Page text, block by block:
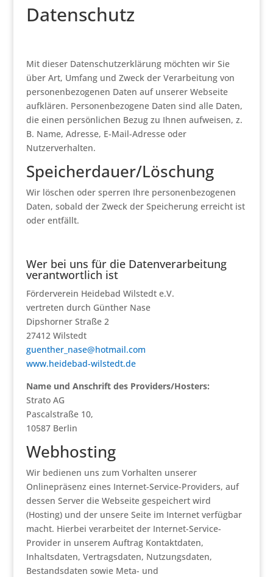
Datenschutz
Mit dieser Datenschutzerklärung möchten wir Sie
über Art, Umfang und Zweck der Verarbeitung von
personenbezogenen Daten auf unserer Webseite
aufklären. Personenbezogene Daten sind alle Daten,
die einen persönlichen Bezug zu Ihnen aufweisen, z.
B. Name, Adresse, E-Mail-Adresse oder
Nutzerverhalten.
Speicherdauer/Löschung
Wir löschen oder sperren Ihre personenbezogenen
Daten, sobald der Zweck der Speicherung erreicht ist
oder entfällt.
Wer bei uns für die Datenverarbeitung
verantwortlich ist
Förderverein Heidebad Wilstedt e.V.
vertreten durch Günther Nase
Dipshorner Straße 2
27412 Wilstedt
guenther_nase@hotmail.com
www.heidebad-wilstedt.de
Name und Anschrift des Providers/Hosters:
Strato AG
Pascalstraße 10,
10587 Berlin
Webhosting
Wir bedienen uns zum Vorhalten unserer
Onlinepräsenz eines Internet-Service-Providers, auf
dessen Server die Webseite gespeichert wird
(Hosting) und der unsere Seite im Internet verfügbar
macht. Hierbei verarbeitet der Internet-Service-
Provider in unserem Auftrag Kontaktdaten,
Inhaltsdaten, Vertragsdaten, Nutzungsdaten,
Bestandsdaten sowie Meta- und